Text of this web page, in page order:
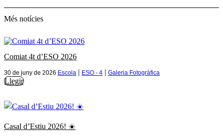
Més notícies
Comiat 4t d’ESO 2026
30 de juny de 2026 Escola | ESO - 4 | Galeria Fotogràfica
Llegir
Casal d’Estiu 2026! ☀️